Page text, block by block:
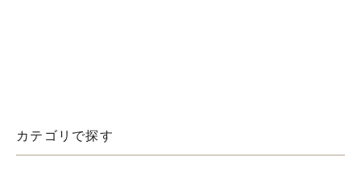
カテゴリで探す